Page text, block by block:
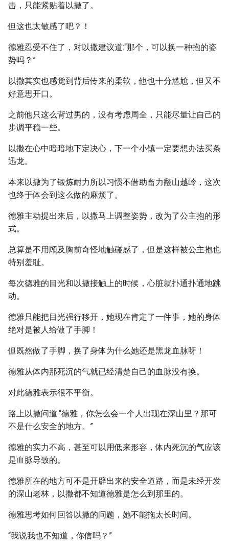
击，只能紧贴着以撒了。
但这也太敏感了吧？！
德雅忍受不住了，对以撒建议道:“那个，可以换一种抱的姿
势吗？”
以撒其实也感觉到背后传来的柔软，他也十分尴尬，但又不
好意思开口。
之前他只这么背过男的，没有考虑周全，只能尽量让自己的
步调平稳一些。
以撒在心中暗暗地下定决心，下一个小镇一定要想办法买条
迅龙。
本来以撒为了锻炼耐力所以习惯不借助畜力翻山越岭，这次
也终于体会到这么做的麻烦了。
德雅主动提出来后，以撒马上调整姿势，改为了公主抱的形
式。
总算是不用顾及胸前奇怪地触碰感了，但是这样被公主抱也
特别羞耻。
每次德雅的目光和以撒接触上的时候，心脏就扑通扑通地跳
动。
德雅只能把目光强行移开，她现在肯定了一件事，她的身体
绝对是被人给做了手脚！
但既然做了手脚，换了身体为什么她还是黑龙血脉呀！
德雅从体内那死沉的气就已经清楚自己的血脉没有换。
对此德雅表示很不平衡。
路上以撒问道:“德雅，你怎么会一个人出现在深山里？那可
不是什么安全的地方。”
德雅的实力不高，甚至可以用低来形容，体内死沉的气应该
是血脉导致的。
德雅所在的地方可不是开辟出来的安全道路，而是未经开发
的深山老林，以撒都不知道德雅是怎么到那里的。
德雅思考如何回答以撒的问题，她不能拖太长时间。
“我说我也不知道，你信吗？”